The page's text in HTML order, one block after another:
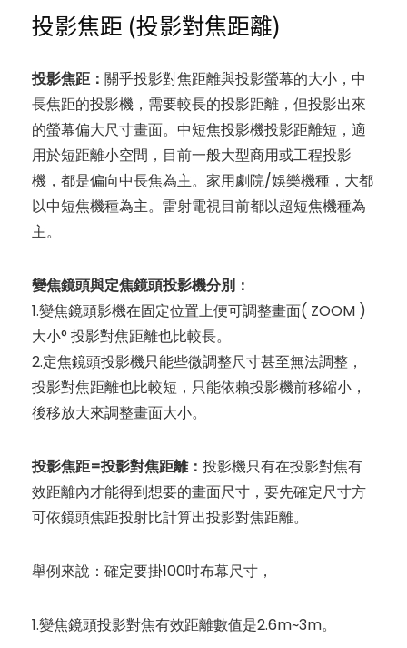
投影焦距 (投影對焦距離)
投影焦距： 關乎投影對焦距離與投影螢幕的大小，中
長焦距的投影機，需要較長的投影距離，但投影出來
的螢幕偏大尺寸畫面。中短焦投影機投影距離短，適
用於短距離小空間，目前一般大型商用或工程投影
機，都是偏向中長焦為主。家用劇院/娛樂機種，大都
以中短焦機種為主。雷射電視目前都以超短焦機種為
主。
變焦鏡頭與定焦鏡頭投影機分別：
1.變焦鏡頭影機在固定位置上便可調整畫面( ZOOM )
大小° 投影對焦距離也比較長。
2.定焦鏡頭投影機只能些微調整尺寸甚至無法調整，
投影對焦距離也比較短，只能依賴投影機前移縮小，
後移放大來調整畫面大小。
投影焦距=投影對焦距離： 投影機只有在投影對焦有
效距離內才能得到想要的畫面尺寸，要先確定尺寸方
可依鏡頭焦距投射比計算出投影對焦距離。
舉例來說：確定要掛100吋布幕尺寸，
1.變焦鏡頭投影對焦有效距離數值是2.6m~3m。